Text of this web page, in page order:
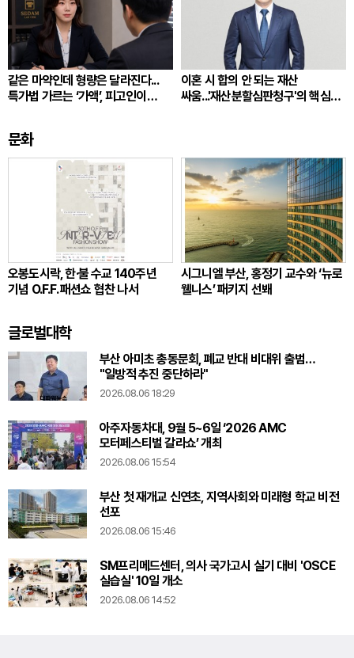
같은 마약인데 형량은 달라진다...
특가법 가르는 ‘가액’, 피고인이
이혼 시 합의 안 되는 재산
싸움...'재산분할심판청구'의 핵심
문화
오봉도시락, 한·불 수교 140주년
기념 O.F.F. 패션쇼 협찬 나서
시그니엘 부산, 홍정기 교수와 ‘뉴로
웰니스’ 패키지 선봬
글로벌대학
부산 아미초 총동문회, 폐교 반대 비대위 출범…
"일방적 추진 중단하라"
2026.08.06 18:29
아주자동차대, 9월 5~6일 ‘2026 AMC
모터페스티벌 갈라쇼’ 개최
2026.08.06 15:54
부산 첫 재개교 신연초, 지역사회와 미래형 학교 비전
선포
2026.08.06 15:46
SM프리메드센터, 의사 국가고시 실기 대비 'OSCE
실습실' 10일 개소
2026.08.06 14:52